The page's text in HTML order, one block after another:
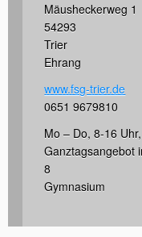
Mäusheckerweg 1
54293
Trier
Ehrang
www.fsg-trier.de
0651 9679810
Mo – Do, 8-16
Ganztagsangebot
8
Gymnasium